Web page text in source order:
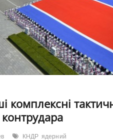
комплексні
КНДР ядерний